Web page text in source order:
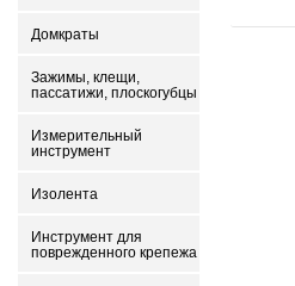
Домкраты
Зажимы, клещи,
пассатижи, плоскогубцы
Измерительный
инструмент
Изолента
Инструмент для
поврежденного крепежа